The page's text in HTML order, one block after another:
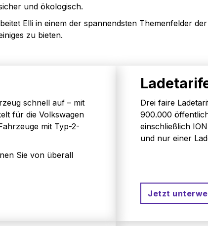
und ökologisch.
Elli in einem der spannendsten Themenfelder
zu bieten.
schnell auf – mit
für die Volkswagen
mit Typ-2-
Sie von überall
Drei faire
900.000
einschließlich
und nur einer
Jetzt